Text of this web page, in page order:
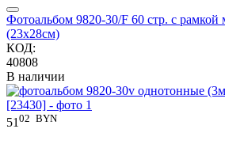
Фотоальбом 9820-30/F 60 стр. с
(23x28см)
КОД:
40808
В наличии
51 02 BYN